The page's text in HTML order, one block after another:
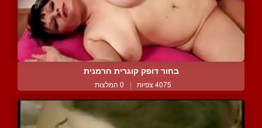
בחור דופק קוגרית חרמנית
4075 צפיות | 0 המלצות